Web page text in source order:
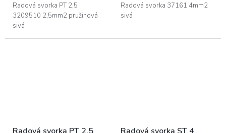
Radová svorka PT 2,5
3209510 2,5mm2 pružinová
sivá
Radová svorka 37161 4mm2
sivá